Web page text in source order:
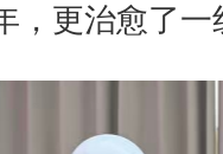
，更治愈了